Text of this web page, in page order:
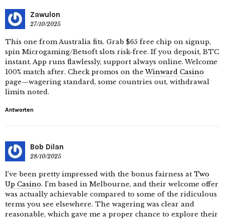
Zawulon
27/10/2025
This one from Australia fits. Grab $65 free chip on signup,
spin Microgaming/Betsoft slots risk-free. If you deposit, BTC
instant. App runs flawlessly, support always online. Welcome
100% match after. Check promos on theWinward Casino
page—wagering standard, some countries out, withdrawal
limits noted.
Antworten
Bob Dilan
28/10/2025
I’ve been pretty impressed with the bonus fairness at Two
Up Casino. I’m based in Melbourne, and their welcome offer
was actually achievable compared to some of the ridiculous
terms you see elsewhere. The wagering was clear and
reasonable, which gave me a proper chance to explore their